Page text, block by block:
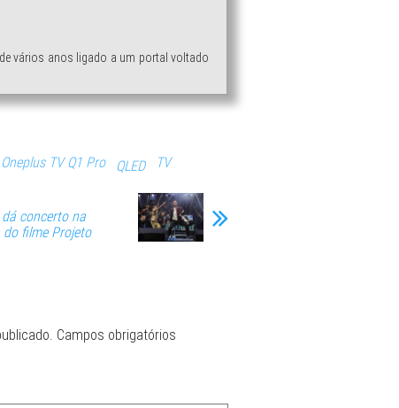
vários anos ligado a um portal voltado
Oneplus TV Q1 Pro QLED TV
dá concerto na
filme Projeto
Campos obrigatórios